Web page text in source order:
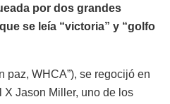
por dos grandes
se leía “victoria” y “golfo
paz, WHCA”), se regocijó en
X Jason Miller, uno de los